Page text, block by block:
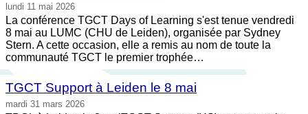
lundi 11 mai 2026
La conférence TGCT Days of Learning s'est tenue vendredi
8 mai au LUMC (CHU de Leiden), organisée par Sydney
Stern. A cette occasion, elle a remis au nom de toute la
communauté TGCT le premier trophée…
TGCT Support à Leiden le 8 mai
mardi 31 mars 2026